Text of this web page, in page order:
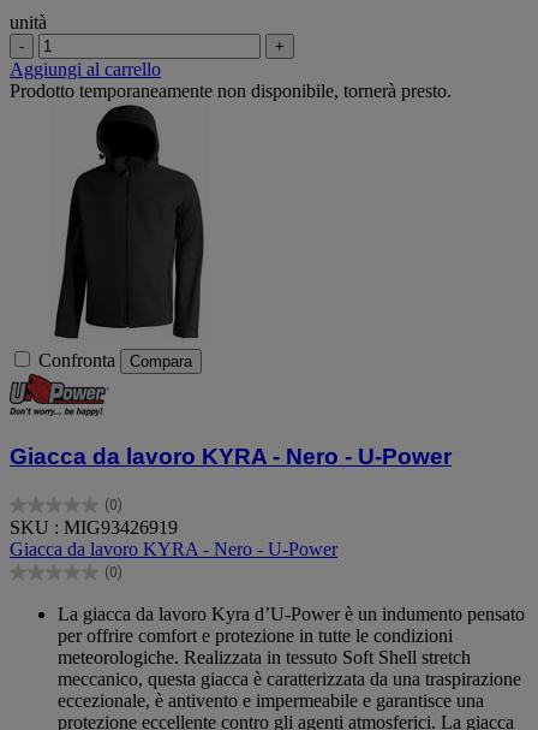
unità
- +
Aggiungi al carrello
Prodotto temporaneamente non disponibile, tornerà presto.
Confronta Compara
Giacca da lavoro KYRA - Nero - U-Power
(0)
0.0
su
5
stelle.
SKU : MIG93426919
Giacca da lavoro KYRA - Nero - U-Power
(0)
0.0
La giacca da lavoro Kyra d’U-Power è un indumento pensato
per offrire comfort e protezione in tutte le condizioni
meteorologiche. Realizzata in tessuto Soft Shell stretch
meccanico, questa giacca è caratterizzata da una traspirazione
eccezionale, è antivento e impermeabile e garantisce una
protezione eccellente contro gli agenti atmosferici. La giacca